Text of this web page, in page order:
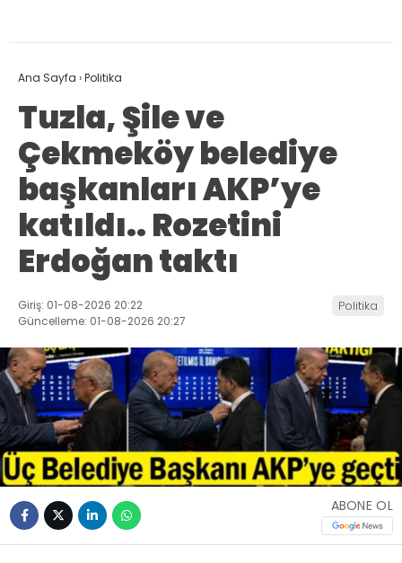
Ana Sayfa ›Politika
Tuzla, Şile ve
Çekmeköy belediye
başkanları AKP’ye
katıldı.. Rozetini
Erdoğan taktı
Giriş: 01-08-2026 20:22
Güncelleme: 01-08-2026 20:27
Politika
ABONE OL